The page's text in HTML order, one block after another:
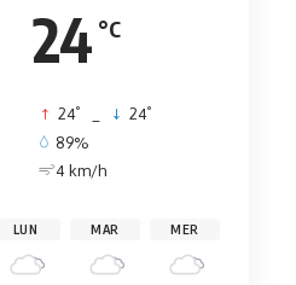
24 °C
24° 24°
89%
4 km/h
LUN MAR MER